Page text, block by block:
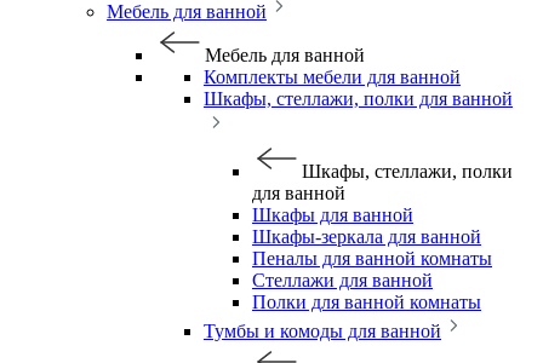
Мебель для ванной
Мебель для ванной
Комплекты мебели для ванной
Шкафы, стеллажи, полки для ванной
Шкафы, стеллажи, полки
для ванной
Шкафы для ванной
Шкафы-зеркала для ванной
Пеналы для ванной комнаты
Стеллажи для ванной
Полки для ванной комнаты
Тумбы и комоды для ванной